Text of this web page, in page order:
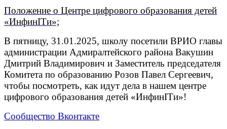
Положение о Центре цифрового образования детей
«ИнфинITи»;
В пятницу, 31.01.2025, школу посетили ВРИО главы
администрации Адмиралтейского района Вакушин
Дмитрий Владимирович и Заместитель председателя
Комитета по образованию Розов Павел Сергеевич,
чтобы посмотреть, как идут дела в нашем центре
цифрового образования детей «ИнфинITи»!
Сообщество Вконтакте